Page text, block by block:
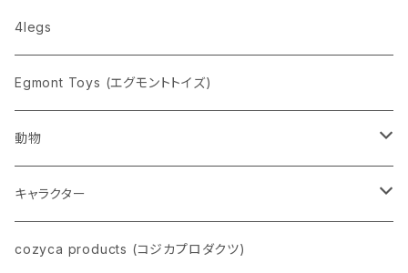
nahe
pppppins（ピーーーーンズ）
4legs
Egmont Toys (エグモントトイズ)
動物
ネコ
イヌ
キャラクター
スヌーピー
cozyca products (コジカプロダクツ)